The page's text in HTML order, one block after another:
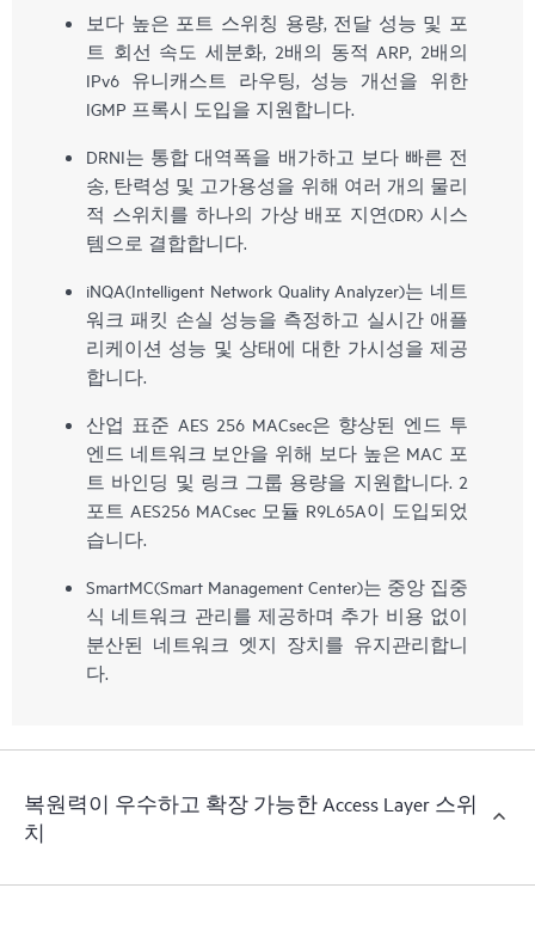
보다 높은 포트 스위칭 용량, 전달 성능 및 포
트 회선 속도 세분화, 2배의 동적 ARP, 2배의
IPv6 유니캐스트 라우팅, 성능 개선을 위한
IGMP 프록시 도입을 지원합니다.
DRNI는 통합 대역폭을 배가하고 보다 빠른 전
송, 탄력성 및 고가용성을 위해 여러 개의 물리
적 스위치를 하나의 가상 배포 지연(DR) 시스
템으로 결합합니다.
iNQA(Intelligent Network Quality Analyzer)는 네트
워크 패킷 손실 성능을 측정하고 실시간 애플
리케이션 성능 및 상태에 대한 가시성을 제공
합니다.
산업 표준 AES 256 MACsec은 향상된 엔드 투
엔드 네트워크 보안을 위해 보다 높은 MAC 포
트 바인딩 및 링크 그룹 용량을 지원합니다. 2
포트 AES256 MACsec 모듈 R9L65A이 도입되었
습니다.
SmartMC(Smart Management Center)는 중앙 집중
식 네트워크 관리를 제공하며 추가 비용 없이
분산된 네트워크 엣지 장치를 유지관리합니
다.
복원력이 우수하고 확장 가능한 Access Layer 스위
치